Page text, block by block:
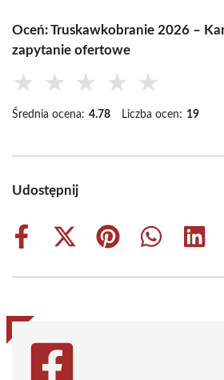
Oceń: Truskawkobranie 2026 –
zapytanie ofertowe
★ ★ ★ ★ ★
Średnia ocena: 4.78 Liczba ocen: 19
Udostępnij
Share
Share
(Twitter)
Share
Share
Share